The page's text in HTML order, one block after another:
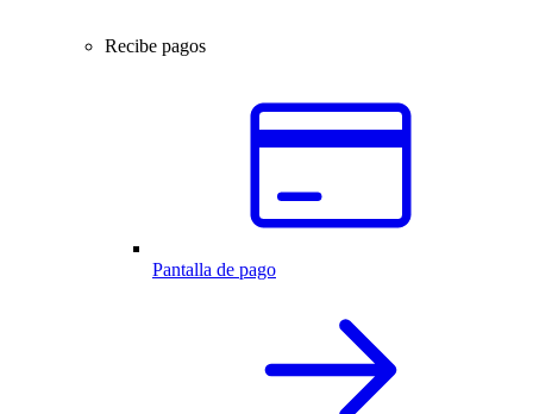
Recibe pagos
Pantalla de pago